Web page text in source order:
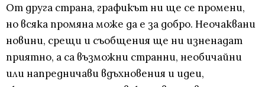
От друга страна, графикът ни ще се промени,
но всяка промяна може да е за добро. Неочаквани
новини, срещи и съобщения ще ни изненадат
приятно, а са възможни странни, необичайни
или напредничави вдъхновения и идеи,